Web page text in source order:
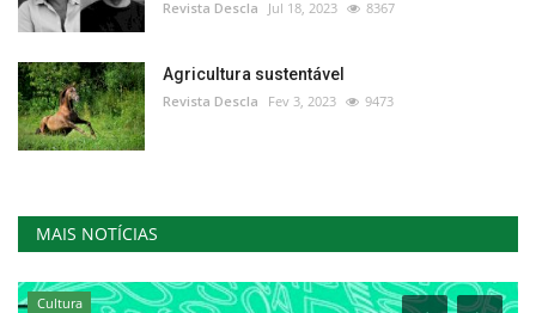
Revista Descla Jul 18, 2023 8367
Agricultura sustentável
Revista Descla Fev 3, 2023 9473
MAIS NOTÍCIAS
Cultura